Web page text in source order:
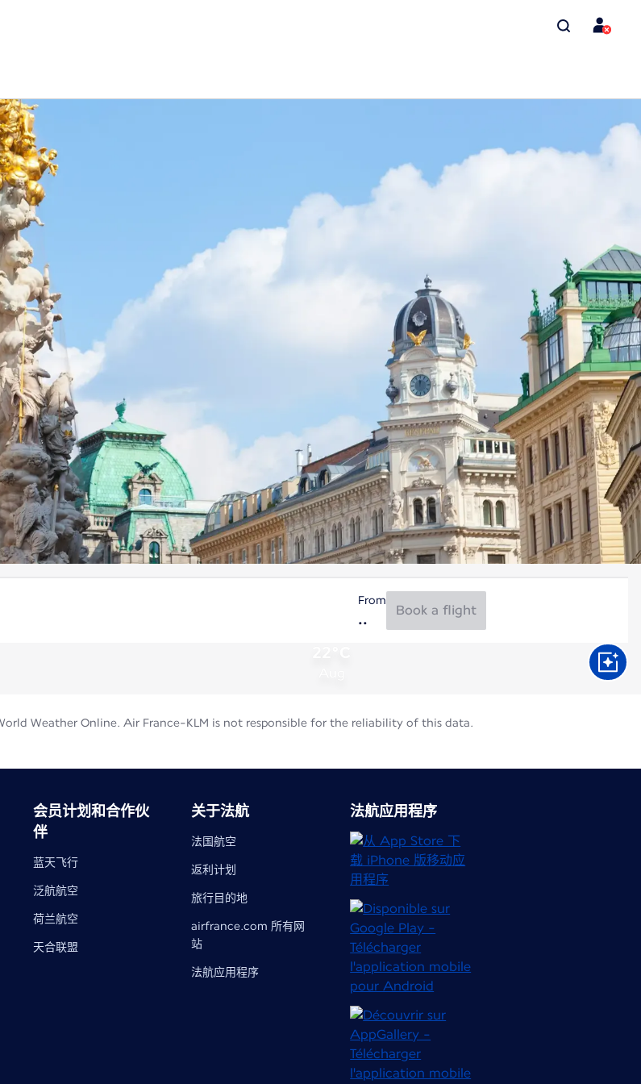
From
Book a flight
Weather Online. Air France-KLM is not responsible for the reliability of this data.
会员计划和合作伙
伴
蓝天飞行
泛航航空
荷兰航空
天合联盟
关于法航
法国航空
返利计划
旅行目的地​
airfrance.com 所有网
站
法航应用程序
法航应用程序